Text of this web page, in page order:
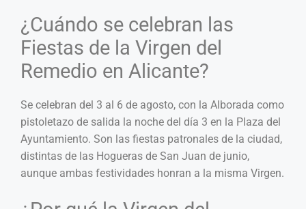
¿Cuándo se celebran las
Fiestas de la Virgen del
Remedio en Alicante?
Se celebran del 3 al 6 de agosto, con la Alborada como
pistoletazo de salida la noche del día 3 en la Plaza del
Ayuntamiento. Son las fiestas patronales de la ciudad,
distintas de las Hogueras de San Juan de junio,
aunque ambas festividades honran a la misma Virgen.